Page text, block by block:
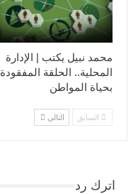
محمد نبيل يكتب | الإدارة
المحلية.. الحلقة المفقودة
بحياة المواطن
السابق التالي
اترك رد